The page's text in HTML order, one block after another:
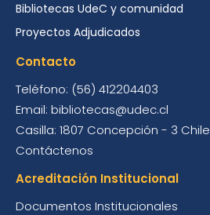
Bibliotecas UdeC y comunidad
Proyectos Adjudicados
Contacto
Teléfono: (56) 412204403
Email: bibliotecas@udec.cl
Casilla: 1807 Concepción - 3 Chile
Contáctenos
Acreditación Institucional
Documentos Institucionales